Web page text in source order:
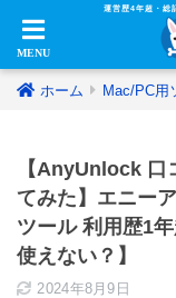
運営歴4年超・総
ホーム Mac/PC用
【AnyUnlock 口
てみた】エニー
ツール 利用歴1
使えない？】
2024年8月9日